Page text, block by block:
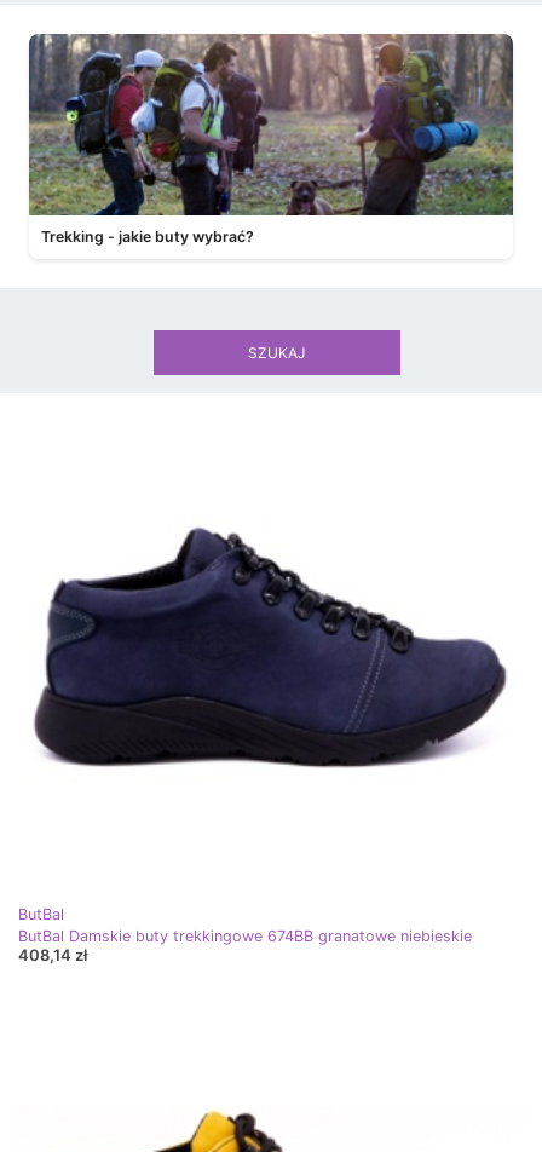
Trekking - jakie buty wybrać?
ButBal
ButBal Damskie buty trekkingowe 674BB granatowe niebieskie
408,14 zł
SZUKAJ